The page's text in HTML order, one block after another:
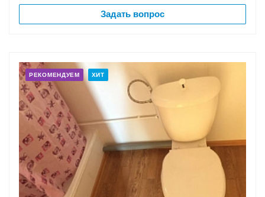
Задать вопрос
РЕКОМЕНДУЕМ ХИТ